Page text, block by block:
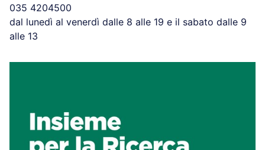
035 4204500
dal lunedì al venerdì dalle 8 alle 19 e il sabato dalle 9
alle 13